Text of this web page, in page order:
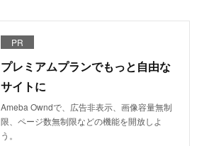
PR
プレミアムプランでもっと自由な
サイトに
Ameba Owndで、広告非表示、画像容量無制
限、ページ数無制限などの機能を開放しよ
う。